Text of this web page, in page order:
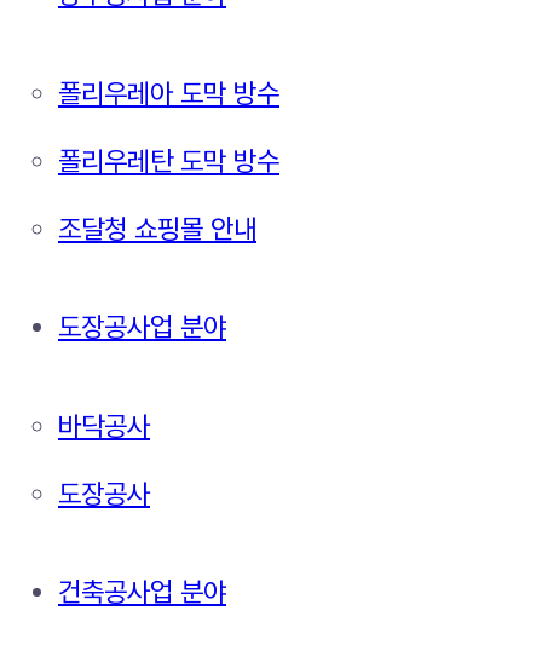
폴리우레아 도막 방수
폴리우레탄 도막 방수
조달청 쇼핑몰 안내
도장공사업 분야
바닥공사
도장공사
건축공사업 분야